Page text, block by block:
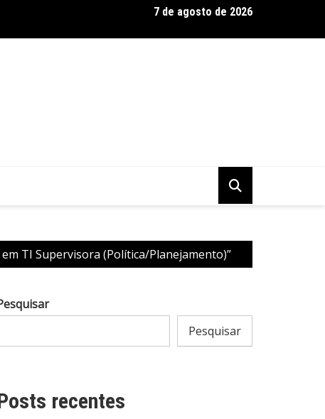
Baseadas em Plantas: Qualidade Importa Mais Que Quantidade,
7 de agosto de 2026
TI Supervisora (Política/Planejamento)”
Pesquisar
recentes